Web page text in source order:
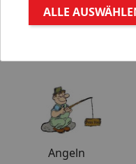
Angeln
ALLE